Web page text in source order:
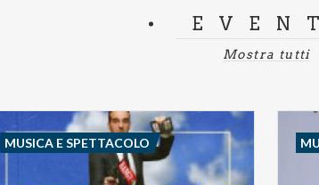
Mostra tutti
MUSICA E SPETTACOLO